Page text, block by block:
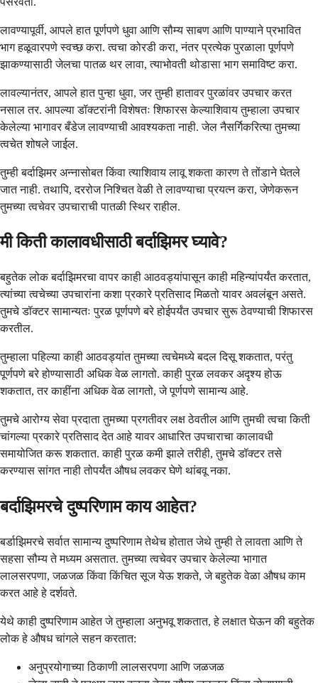
लावण्यापूर्वी, आपले हात पूर्णपणे धुवा आणि सौम्य साबण आणि पाण्याने प्रभावित
भाग हळूवारपणे स्वच्छ करा. त्वचा कोरडी करा, नंतर प्रत्येक पुरळाला पूर्णपणे
झाकण्यासाठी जेलचा पातळ थर लावा, त्याभोवती थोडासा भाग समाविष्ट करा.
लावल्यानंतर, आपले हात पुन्हा धुवा, जर तुम्ही हातावर पुरळांवर उपचार करत
नसाल तर. आपल्या डॉक्टरांनी विशेषतः शिफारस केल्याशिवाय तुम्हाला उपचार
केलेल्या भागावर बँडेज लावण्याची आवश्यकता नाही. जेल नैसर्गिकरित्या तुमच्या
त्वचेत शोषले जाईल.
तुम्ही बर्दाझिमर अन्नासोबत किंवा त्याशिवाय लावू शकता कारण ते तोंडाने घेतले
जात नाही. तथापि, दररोज निश्चित वेळी ते लावण्याचा प्रयत्न करा, जेणेकरून
तुमच्या त्वचेवर उपचाराची पातळी स्थिर राहील.
मी किती कालावधीसाठी बर्दाझिमर घ्यावे?
बहुतेक लोक बर्दाझिमरचा वापर काही आठवड्यांपासून काही महिन्यांपर्यंत करतात,
त्यांच्या त्वचेच्या उपचारांना कशा प्रकारे प्रतिसाद मिळतो यावर अवलंबून असते.
तुमचे डॉक्टर सामान्यतः पुरळ पूर्णपणे बरे होईपर्यंत उपचार सुरू ठेवण्याची शिफारस
करतील.
तुम्हाला पहिल्या काही आठवड्यांत तुमच्या त्वचेमध्ये बदल दिसू शकतात, परंतु
पूर्णपणे बरे होण्यासाठी अधिक वेळ लागतो. काही पुरळ लवकर अदृश्य होऊ
शकतात, तर काहींना अधिक वेळ लागतो, जे पूर्णपणे सामान्य आहे.
तुमचे आरोग्य सेवा प्रदाता तुमच्या प्रगतीवर लक्ष ठेवतील आणि तुमची त्वचा किती
चांगल्या प्रकारे प्रतिसाद देत आहे यावर आधारित उपचाराचा कालावधी
समायोजित करू शकतात. काही पुरळ कमी झाले तरीही, तुमचे डॉक्टर तसे
करण्यास सांगत नाही तोपर्यंत औषध लवकर घेणे थांबवू नका.
बर्दाझिमरचे दुष्परिणाम काय आहेत?
बर्डाझिमरचे सर्वात सामान्य दुष्परिणाम तेथेच होतात जेथे तुम्ही ते लावता आणि ते
सहसा सौम्य ते मध्यम असतात. तुमच्या त्वचेवर उपचार केलेल्या भागात
लालसरपणा, जळजळ किंवा किंचित सूज येऊ शकते, जे बहुतेक वेळा औषध काम
करत आहे हे दर्शवते.
येथे काही दुष्परिणाम आहेत जे तुम्हाला अनुभवू शकतात, हे लक्षात घेऊन की बहुतेक
लोक हे औषध चांगले सहन करतात:
अनुप्रयोगाच्या ठिकाणी लालसरपणा आणि जळजळ